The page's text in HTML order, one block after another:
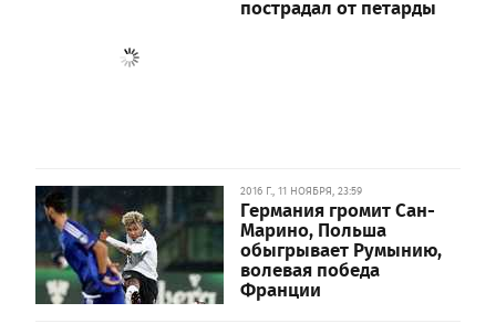
пострадал от петарды
2016 Г., 11 НОЯБРЯ, 23:59
Германия громит Сан-
Марино, Польша
обыгрывает Румынию,
волевая победа
Франции